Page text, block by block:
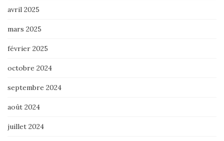
avril 2025
mars 2025
février 2025
octobre 2024
septembre 2024
août 2024
juillet 2024